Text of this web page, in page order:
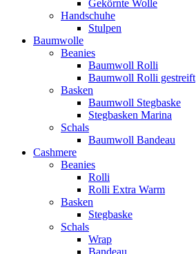
Gekörnte Wolle
Handschuhe
Stulpen
Baumwolle
Beanies
Baumwoll Rolli
Baumwoll Rolli gestreift
Basken
Baumwoll Stegbaske
Stegbasken Marina
Schals
Baumwoll Bandeau
Cashmere
Beanies
Rolli
Rolli Extra Warm
Basken
Stegbaske
Schals
Wrap
Bandeau